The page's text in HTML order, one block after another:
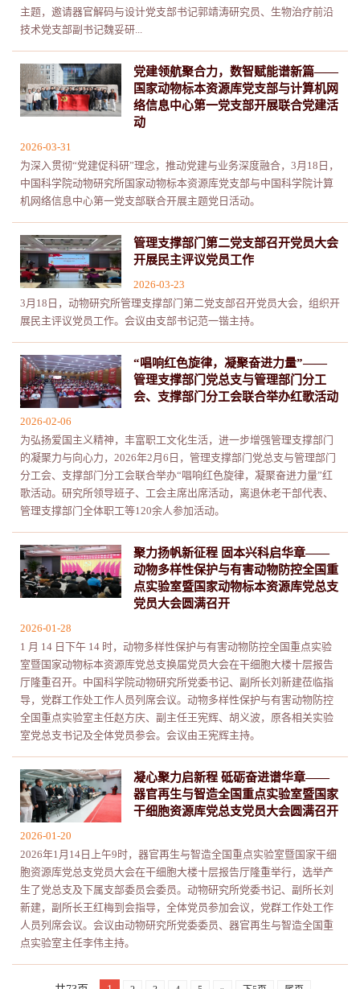
主题，邀请器官解码与设计党支部书记郭靖涛研究员、生物治疗前沿
技术党支部副书记魏妥研...
党建领航聚合力，数智赋能谱新篇——
国家动物标本资源库党支部与计算机网
络信息中心第一党支部开展联合党建活
动
2026-03-31
为深入贯彻“党建促科研”理念，推动党建与业务深度融合，3月18日，
中国科学院动物研究所国家动物标本资源库党支部与中国科学院计算
机网络信息中心第一党支部联合开展主题党日活动。
管理支撑部门第二党支部召开党员大会
开展民主评议党员工作
2026-03-23
3月18日，动物研究所管理支撑部门第二党支部召开党员大会，组织开
展民主评议党员工作。会议由支部书记范一锴主持。
“唱响红色旋律，凝聚奋进力量”——
管理支撑部门党总支与管理部门分工
会、支撑部门分工会联合举办红歌活动
2026-02-06
为弘扬爱国主义精神，丰富职工文化生活，进一步增强管理支撑部门
的凝聚力与向心力，2026年2月6日，管理支撑部门党总支与管理部门
分工会、支撑部门分工会联合举办“唱响红色旋律，凝聚奋进力量”红
歌活动。研究所领导班子、工会主席出席活动，离退休老干部代表、
管理支撑部门全体职工等120余人参加活动。
聚力扬帆新征程 固本兴科启华章——
动物多样性保护与有害动物防控全国重
点实验室暨国家动物标本资源库党总支
党员大会圆满召开
2026-01-28
1 月 14 日下午 14 时，动物多样性保护与有害动物防控全国重点实验
室暨国家动物标本资源库党总支换届党员大会在干细胞大楼十层报告
厅隆重召开。中国科学院动物研究所党委书记、副所长刘新建莅临指
导，党群工作处工作人员列席会议。动物多样性保护与有害动物防控
全国重点实验室主任赵方庆、副主任王宪辉、胡义波，原各相关实验
室党总支书记及全体党员参会。会议由王宪辉主持。
凝心聚力启新程 砥砺奋进谱华章——
器官再生与智造全国重点实验室暨国家
干细胞资源库党总支党员大会圆满召开
2026-01-20
2026年1月14日上午9时，器官再生与智造全国重点实验室暨国家干细
胞资源库党总支党员大会在干细胞大楼十层报告厅隆重举行，选举产
生了党总支及下属支部委员会委员。动物研究所党委书记、副所长刘
新建，副所长王红梅到会指导，全体党员参加会议，党群工作处工作
人员列席会议。会议由动物研究所党委委员、器官再生与智造全国重
点实验室主任李伟主持。